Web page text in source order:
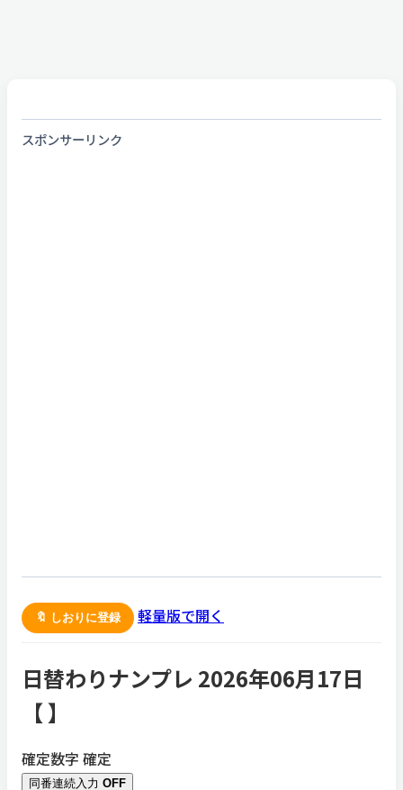
スポンサーリンク
🔖 しおりに登録 軽量版で開く
日替わりナンプレ 2026年06月17日
【】
確定数字 確定
同番連続入力 OFF